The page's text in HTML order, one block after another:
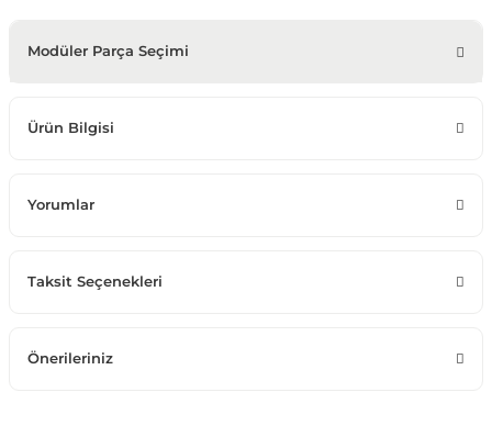
Modüler Parça Seçimi
Ürün Bilgisi
Yorumlar
Taksit Seçenekleri
Önerileriniz